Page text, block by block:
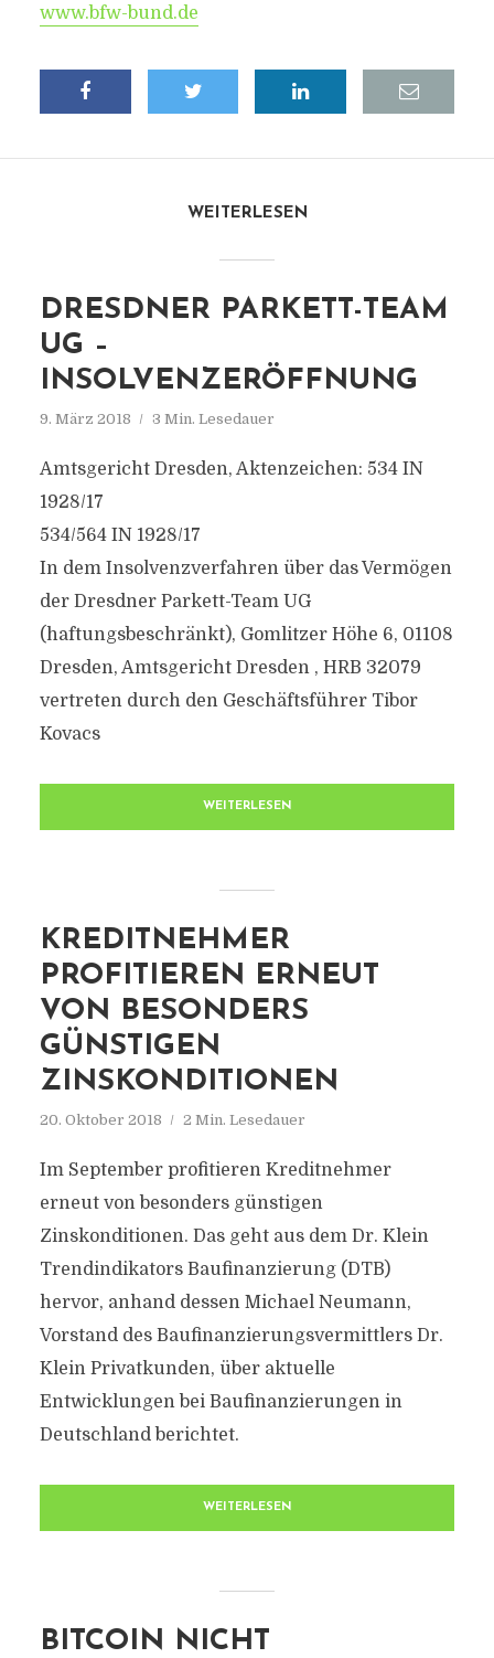
www.bfw-bund.de
WEITERLESEN
DRESDNER PARKETT-TEAM
UG –
INSOLVENZERÖFFNUNG
9. März 2018 3 Min. Lesedauer
Amtsgericht Dresden, Aktenzeichen: 534 IN
1928/17
534/564 IN 1928/17
In dem Insolvenzverfahren über das Vermögen
der Dresdner Parkett-Team UG
(haftungsbeschränkt), Gomlitzer Höhe 6, 01108
Dresden, Amtsgericht Dresden , HRB 32079
vertreten durch den Geschäftsführer Tibor
Kovacs
WEITERLESEN
KREDITNEHMER
PROFITIEREN ERNEUT
VON BESONDERS
GÜNSTIGEN
ZINSKONDITIONEN
20. Oktober 2018 2 Min. Lesedauer
Im September profitieren Kreditnehmer
erneut von besonders günstigen
Zinskonditionen. Das geht aus dem Dr. Klein
Trendindikators Baufinanzierung (DTB)
hervor, anhand dessen Michael Neumann,
Vorstand des Baufinanzierungsvermittlers Dr.
Klein Privatkunden, über aktuelle
Entwicklungen bei Baufinanzierungen in
Deutschland berichtet.
WEITERLESEN
BITCOIN NICHT